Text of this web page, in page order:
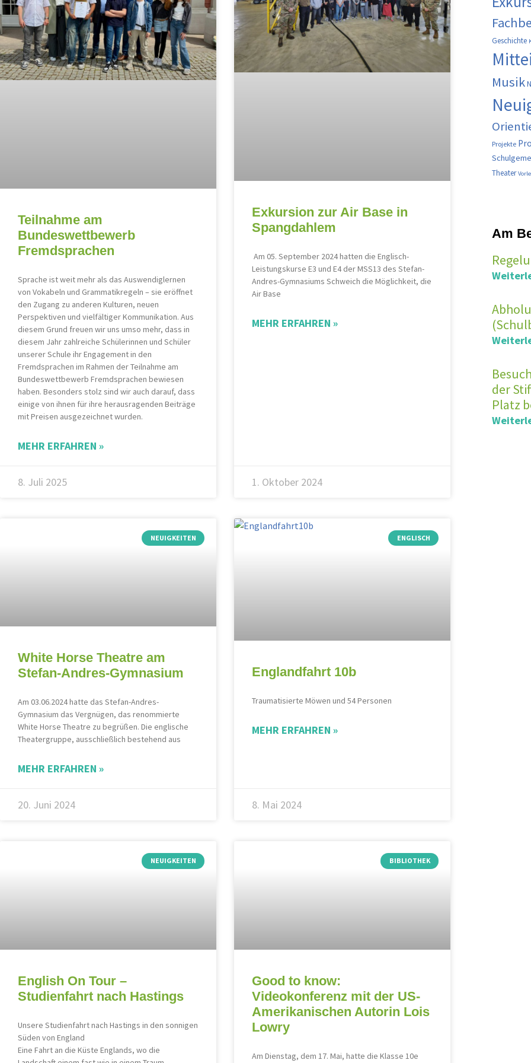
Teilnahme am
Bundeswettbewerb
Fremdsprachen
Sprache ist weit mehr als das Auswendiglernen
von Vokabeln und Grammatikregeln – sie eröffnet
den Zugang zu anderen Kulturen, neuen
Perspektiven und vielfältiger Kommunikation. Aus
diesem Grund freuen wir uns umso mehr, dass in
diesem Jahr zahlreiche Schülerinnen und Schüler
unserer Schule ihr Engagement in den
Fremdsprachen im Rahmen der Teilnahme am
Bundeswettbewerb Fremdsprachen bewiesen
haben. Besonders stolz sind wir auch darauf, dass
einige von ihnen für ihre herausragenden Beiträge
mit Preisen ausgezeichnet wurden.
MEHR ERFAHREN »
8. Juli 2025
Exkursion zur Air Base in
Spangdahlem
Am 05. September 2024 hatten die Englisch-
Leistungskurse E3 und E4 der MSS13 des Stefan-
Andres-Gymnasiums Schweich die Möglichkeit, die
Air Base
MEHR ERFAHREN »
1. Oktober 2024
NEUIGKEITEN
White Horse Theatre am
Stefan-Andres-Gymnasium
Am 03.06.2024 hatte das Stefan-Andres-
Gymnasium das Vergnügen, das renommierte
White Horse Theatre zu begrüßen. Die englische
Theatergruppe, ausschließlich bestehend aus
MEHR ERFAHREN »
20. Juni 2024
ENGLISCH
Englandfahrt 10b
Traumatisierte Möwen und 54 Personen
MEHR ERFAHREN »
8. Mai 2024
NEUIGKEITEN
English On Tour –
Studienfahrt nach Hastings
Unsere Studienfahrt nach Hastings in den sonnigen
Süden von England
Eine Fahrt an die Küste Englands, wo die
BIBLIOTHEK
Good to know:
Videokonferenz mit der US-
Amerikanischen Autorin Lois
Lowry
Am Dienstag, dem 17. Mai, hatte die Klasse 10e
Geschichte
Musik
Projekte
Theater
Am
der
Platz